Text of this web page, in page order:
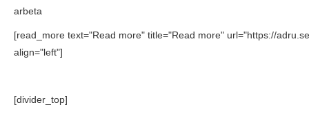
arbeta
[read_more text="Read more" title="Read more" url="https://
align="left"]
[divider_top]